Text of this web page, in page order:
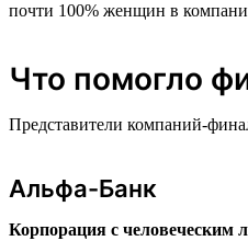
почти 100% женщин в
Что помогло
Представители компаний-
Альфа-Банк
Корпорация с человеческим